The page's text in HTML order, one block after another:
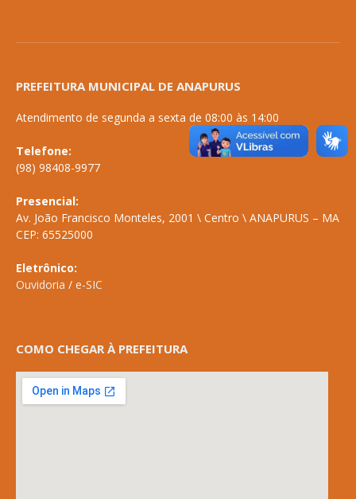
PREFEITURA MUNICIPAL DE ANAPURUS
Atendimento de segunda a sexta de 08:00 às 14:00
Telefone:
(98) 98408-9977
Presencial:
Av. João Francisco Monteles, 2001 \ Centro \ ANAPURUS – MA
CEP: 65525000
Eletrônico:
Ouvidoria / e-SIC
COMO CHEGAR À PREFEITURA